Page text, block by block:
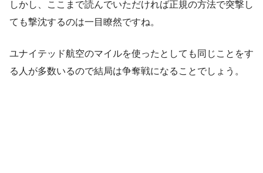
しかし、ここまで読んでいただければ正規の方法で突撃し
ても撃沈するのは一目瞭然ですね。
ユナイテッド航空のマイルを使ったとしても同じことをす
る人が多数いるので結局は争奪戦になることでしょう。